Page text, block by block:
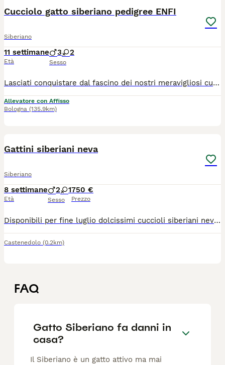
Cucciolo gatto siberiano pedigree ENFI
Siberiano
11 settimane
Età
3 2
Sesso
Lasciati conquistare dal fascino dei nostri meravigliosi cuccioli di Gatto Siberiano! Nati e cresciuti in famiglia con amore, attenzioni e tanta socializzazione, i nostri piccoli sono dolci, affettuosi, giocherelloni e abituati alla vita domestica. Ogni giorno vengono seguiti con cura per garantire salute, equilibrio caratteriale e benessere. ✨ Perché scegliere un cucciolo di Fusa delle Nevi? ✔ Pedigree ENFI ✔ Genitori entrambi Siberiani con pedigree ✔ Test FELV e FIV negativi ✔ Ecocardio dei riproduttori esente da patologie genetiche ✔ Vaccinazioni e sverminazioni effettuate secondo protocollo ✔ Libretto sanitario ✔ Assistenza e consigli anche dopo l’arrivo nella nuova famiglia ✔️ Regolare contratto di cessione ✔️ kit di benvenuto cucciolo I nostri cuccioli verranno affidati solo al raggiungimento dei 90 giorni per una completa socializzazione, pronti per iniziare una nuova avventura con la loro famiglia per sempre. 📸 Durante la crescita inviamo foto e aggiornamenti ai futuri proprietari, che potranno seguire passo dopo passo lo sviluppo del proprio cucciolo. Se stai cercando un compagno elegante, intelligente, affettuoso e dal carattere straordinario, un Siberiano di Fusa delle Nevi potrebbe essere il nuovo membro della tua famiglia. Contattaci senza impegno per informazioni, disponibilità, foto e video dei cuccioli, se non siete della zona i cuccioli sono visibili in videochiamata con i genitori e organizziamo la consegna .
Allevatore con Affisso
Bologna (135.9km)
Gattini siberiani neva
Siberiano
8 settimane
Età
2 1
Sesso
750 €
Prezzo
Disponibili per fine luglio dolcissimi cuccioli siberiani neva nati in casa. Genitori di mia proprietà entrambi siberiani neva puri, sani, in regola con tutte le vaccinazioni e testati fiv/felv negativi. I cuccioli saranno consegnati con sverminazione completa, svezzati con cibo di ottima qualità e abituati alla lettiera e tiragraffi. Non hanno il pedigree.
Castenedolo (0.2km)
FAQ
Gatto Siberiano fa danni in
casa?
Il Siberiano è un gatto attivo ma mai